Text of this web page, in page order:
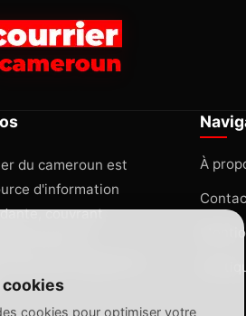
du cameroun est
d'information
couvrant
À
cookies
cookies pour optimiser votre